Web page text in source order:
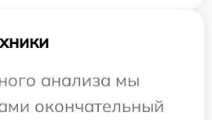
анализа мы
окончательный